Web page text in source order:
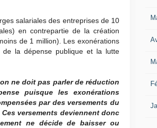
salariales des entreprises de 10
en contrepartie de la création
de 1 million). Les exonérations
de la dépense publique et la lutte
ne doit pas parler de réduction
puisque les exonérations
par des versements du
versements deviennent donc
ne décide de baisser ou